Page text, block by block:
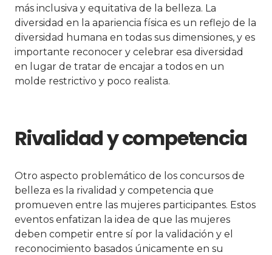
más inclusiva y equitativa de la belleza. La
diversidad en la apariencia física es un reflejo de la
diversidad humana en todas sus dimensiones, y es
importante reconocer y celebrar esa diversidad
en lugar de tratar de encajar a todos en un
molde restrictivo y poco realista.
Rivalidad y competencia
Otro aspecto problemático de los concursos de
belleza es la rivalidad y competencia que
promueven entre las mujeres participantes. Estos
eventos enfatizan la idea de que las mujeres
deben competir entre sí por la validación y el
reconocimiento basados únicamente en su